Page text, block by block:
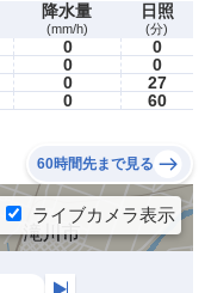
降水量
(mm/h)
日照
(分)
0
0
0
0
0
27
0 60
60時間先まで見る